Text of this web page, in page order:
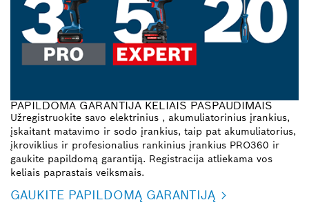
PAPILDOMA GARANTIJA KELIAIS PASPAUDIMAIS
Užregistruokite savo elektrinius , akumuliatorinius įrankius,
įskaitant matavimo ir sodo įrankius, taip pat akumuliatorius,
įkroviklius ir profesionalius rankinius įrankius PRO360 ir
gaukite papildomą garantiją. Registracija atliekama vos
keliais paprastais veiksmais.
GAUKITE PAPILDOMĄ GARANTIJĄ